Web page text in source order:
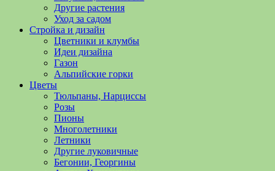
выращивании
Другие растения
Уход за садом
Стройка и дизайн
Цветники и клумбы
Идеи дизайна
Газон
Альпийские горки
Цветы
Тюльпаны, Нарциссы
Розы
Пионы
Многолетники
Летники
Другие луковичные
Бегонии, Георгины